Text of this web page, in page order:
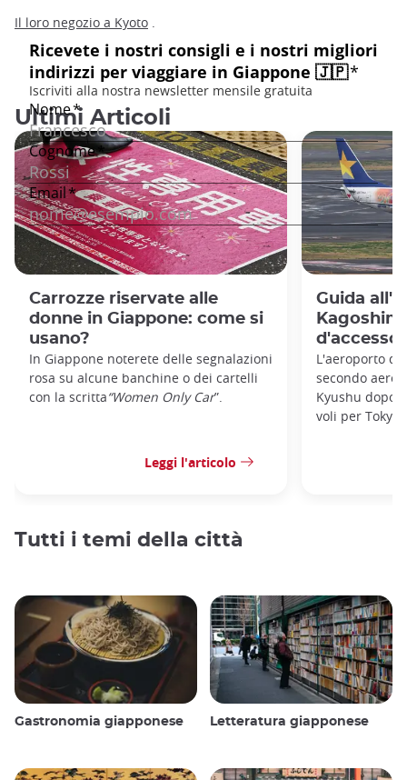
Il loro negozio a Kyoto .
Ultimi Articoli
Carrozze riservate alle
donne in Giappone: come si
usano?
In Giappone noterete delle segnalazioni
rosa su alcune banchine o dei cartelli
con la scritta“Women Only Car”.
Leggi l'articolo
Guida
d'accesso
L'aeroporto di
secondo
Kyushu dopo
voli per
Tutti i temi della città
Gastronomia giapponese Letteratura giapponese